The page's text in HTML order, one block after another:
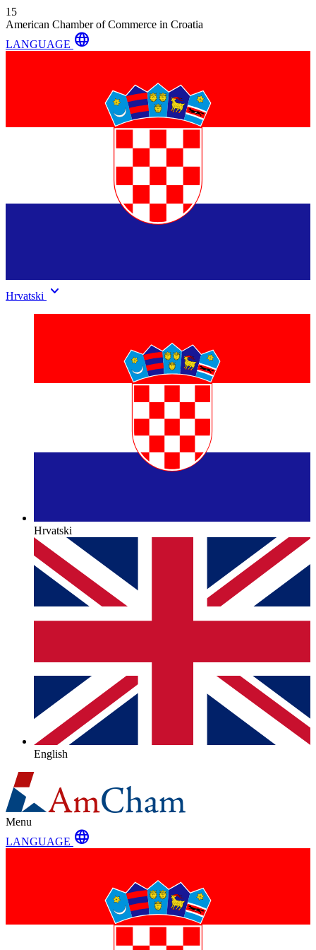
15
American Chamber of Commerce in Croatia
LANGUAGE language
Hrvatski keyboard_arrow_down
Hrvatski
English
Menu
LANGUAGE language